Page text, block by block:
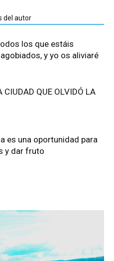
del autor
los que estáis
y yo os aliviaré
CIUDAD QUE OLVIDÓ LA
es una oportunidad para
y dar fruto